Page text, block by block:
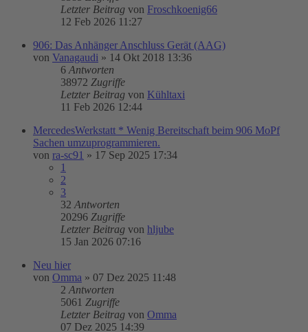
Letzter Beitrag von Froschkoenig66
12 Feb 2026 11:27
906: Das Anhänger Anschluss Gerät (AAG)
von Vanagaudi » 14 Okt 2018 13:36
6 Antworten
38972 Zugriffe
Letzter Beitrag von Kühltaxi
11 Feb 2026 12:44
MercedesWerkstatt * Wenig Bereitschaft beim 906 MoPf
Sachen umzuprogrammieren.
von ra-sc91 » 17 Sep 2025 17:34
1
2
3
32 Antworten
20296 Zugriffe
Letzter Beitrag von hljube
15 Jan 2026 07:16
Neu hier
von Omma » 07 Dez 2025 11:48
2 Antworten
5061 Zugriffe
Letzter Beitrag von Omma
07 Dez 2025 14:39